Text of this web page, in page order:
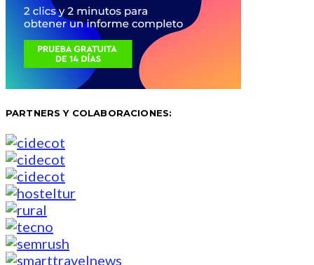
PARTNERS Y COLABORACIONES: